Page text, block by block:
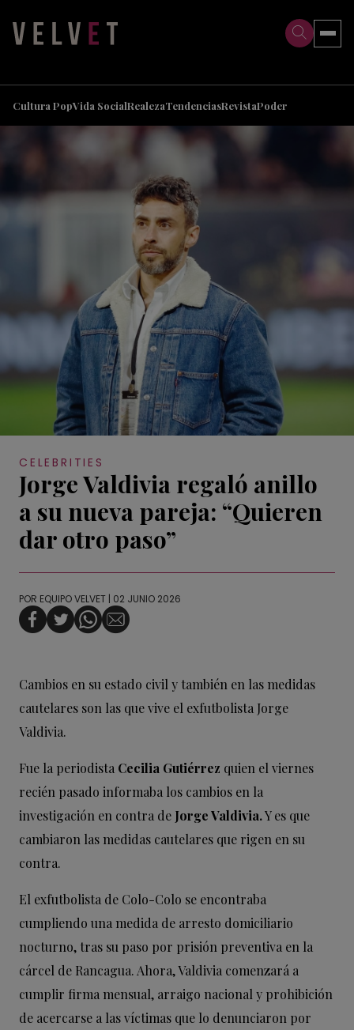
Cultura PopVida SocialRealezaTendenciasRevistaPoder
CELEBRITIES
Jorge Valdivia regaló anillo
a su nueva pareja: “Quieren
dar otro paso”
POR EQUIPO VELVET | 02 JUNIO 2026
Cambios en su estado civil y también en las medidas
cautelares son las que vive el exfutbolista Jorge
Valdivia.
Fue la periodista Cecilia Gutiérrez quien el viernes
recién pasado informaba los cambios en la
investigación en contra de Jorge Valdivia.Y es que
cambiaron las medidas cautelares que rigen en su
contra.
El exfutbolista de Colo-Colo se encontraba
cumpliendo una medida de arresto domiciliario
nocturno, tras su paso por prisión preventiva en la
cárcel de Rancagua. Ahora, Valdivia comenzará a
cumplir firma mensual, arraigo nacional y prohibición
de acercarse a las víctimas que lo denunciaron por